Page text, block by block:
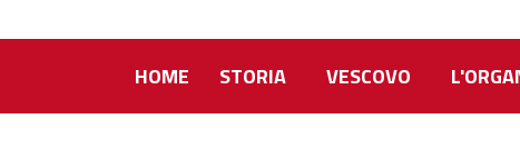
HOME STORIA VESCOVO